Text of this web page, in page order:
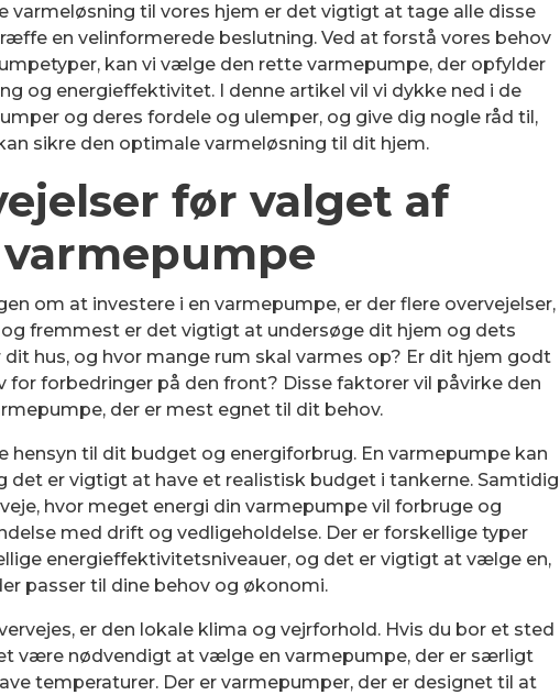
varmeløsning til vores hjem er det vigtigt at tage alle disse
en velinformerede beslutning. Ved at forstå vores behov
kan vi vælge den rette varmepumpe, der opfylder
og energieffektivitet. I denne artikel vil vi dykke ned i de
og deres fordele og ulemper, og give dig nogle råd til,
sikre den optimale varmeløsning til dit hjem.
før valget af
varmepumpe
om at investere i en varmepumpe, er der flere overvejelser,
fremmest er det vigtigt at undersøge dit hjem og dets
hus, og hvor mange rum skal varmes op? Er dit hjem godt
for forbedringer på den front? Disse faktorer vil påvirke den
der er mest egnet til dit behov.
hensyn til dit budget og energiforbrug. En varmepumpe kan
det er vigtigt at have et realistisk budget i tankerne. Samtidig
hvor meget energi din varmepumpe vil forbruge og
med drift og vedligeholdelse. Der er forskellige typer
energieffektivitetsniveauer, og det er vigtigt at vælge en,
passer til dine behov og økonomi.
er den lokale klima og vejrforhold. Hvis du bor et sted
være nødvendigt at vælge en varmepumpe, der er særligt
temperaturer. Der er varmepumper, der er designet til at